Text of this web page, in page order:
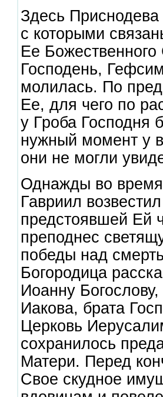
Здесь
с которыми
Ее
Господень,
молилась. По
Ее, для чего по
у Гроба Господня
нужный момент у
они не могли
Однажды во
Гавриил
предстоявшей Ей
преподнес
победы над
Богородица
Иоанну
Иакова, брата
Церковь
сохранилось
Матери. Перед
Свое скудное